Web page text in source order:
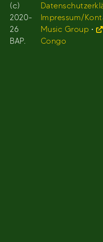
(c)
2020-
26
BAP.
Impressum/
Music Group •
Congo